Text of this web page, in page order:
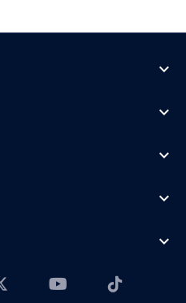
expand_more
expand_more
expand_more
expand_more
expand_more